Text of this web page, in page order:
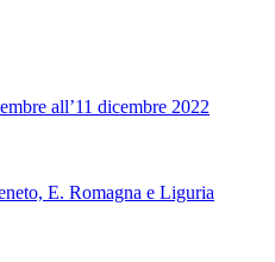
all’11 dicembre 2022
E. Romagna e Liguria